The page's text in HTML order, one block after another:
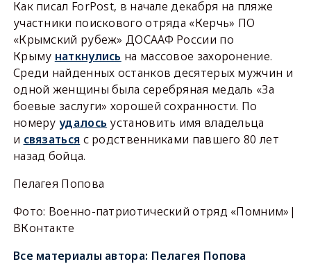
Как писал ForPost, в начале декабря на пляже
участники поискового отряда «Керчь» ПО
«Крымский рубеж» ДОСААФ России по
Крыму наткнулись на массовое захоронение.
Среди найденных останков десятерых мужчин и
одной женщины была серебряная медаль «За
боевые заслуги» хорошей сохранности. По
номеруудалось установить имя владельца
и связаться с родственниками павшего 80 лет
назад бойца.
Пелагея Попова
Фото: Военно-патриотический отряд «Помним»|
ВКонтакте
Все материалы автора: Пелагея Попова